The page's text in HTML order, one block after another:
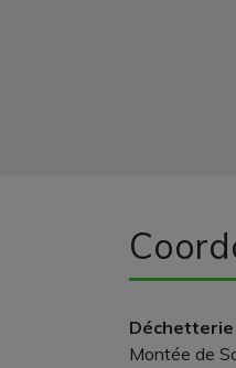
Déchetterie
Montée de